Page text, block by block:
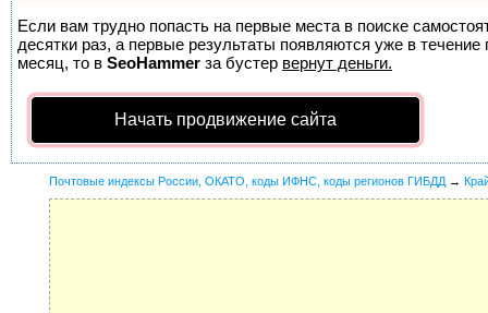
Если вам трудно попасть на первые места в поиске
десятки раз, а первые результаты появляются уже в
месяц, то в SeoHammer за бустер вернут деньги.
Начать продвижение сайта
Почтовые индексы России, ОКАТО, коды ИФНС, коды регионов ГИБДД →